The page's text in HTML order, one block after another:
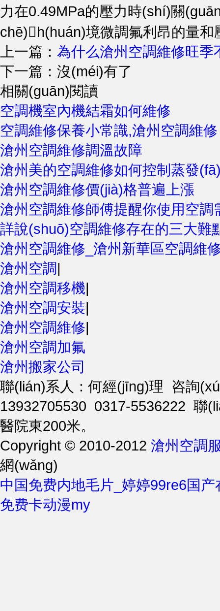
力在0.49MPa的壓力時(shí)關
chē)h(huán)境微調氟利昂的量和壓
上一篇： 為什么滄州空調維修旺季
下一篇：沒(méi)有了
相關(guān)閱讀
空調機室內機結霜如何維修
空調維修保養小常識,滄州空調維修
滄州空調維修調溫故障
滄州美的空調維修如何控制蒸發
滄州空調維修價(jià)格普遍上漲
滄州空調維修師傅提醒你使用空調
詳說(shuō)空調維修存在的三大難
滄州空調維修_滄州新華區空調維
滄州空調|
滄州空調移機|
滄州空調安裝|
滄州空調維修|
滄州空調加氟
滄州搬家公司
聯(lián)系人：何經(jīng)理 咨詢
13932705530 0317-5536222 聯
醫院東200米。
Copyright © 2010-2012 滄州空調
網(wǎng)
中国免费内地毛片_婷婷99re6国
免费卡动漫my